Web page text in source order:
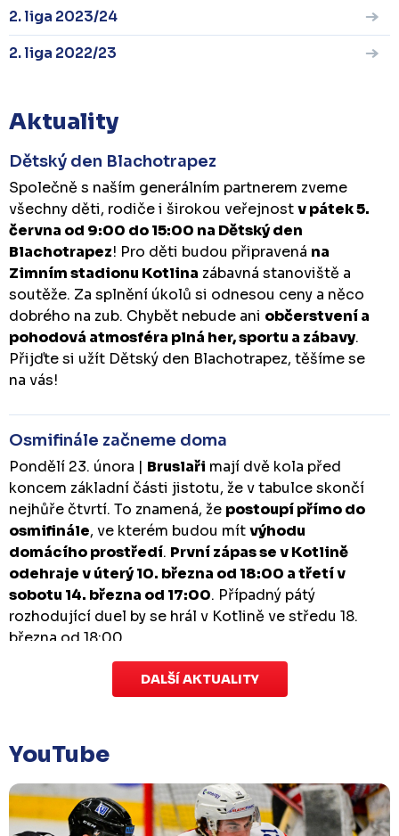
2. liga 2023/24
2. liga 2022/23
Aktuality
Dětský den Blachotrapez
Společně s naším generálním partnerem zveme
všechny děti, rodiče i širokou veřejnostv pátek 5.
června od 9:00 do 15:00 na Dětský den
Blachotrapez! Pro děti budou připravená na
Zimním stadionu Kotlina zábavná stanoviště a
soutěže. Za splnění úkolů si odnesou ceny a něco
dobrého na zub. Chybět nebude ani občerstvení a
pohodová atmosféra plná her, sportu a zábavy.
Přijďte si užít Dětský den Blachotrapez, těšíme se
na vás!
Osmifinále začneme doma
Pondělí 23. února | Bruslaři mají dvě kola před
koncem základní části jistotu, že v tabulce skončí
nejhůře čtvrtí. To znamená, že postoupí přímo do
osmifinále, ve kterém budou mítvýhodu
domácího prostředí. První zápas se v Kotlině
odehraje v úterý 10. března od 18:00 a třetí v
sobotu 14. března od 17:00. Případný pátý
rozhodující duel by se hrál v Kotlině ve středu 18.
března od 18:00.
Zápas dorostu je odložen
které se mělo odehrát v pátek 30. ledna ve 14:15,
odloženo!Odehraje se v náhradním termínu, o
kterém se bude jednat.
DALŠÍ AKTUALITY
YouTube